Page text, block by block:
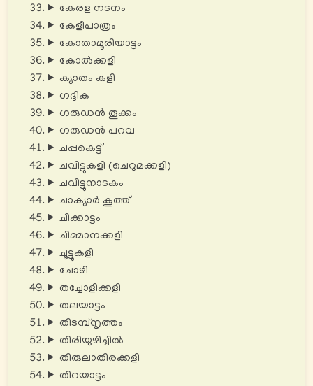
കേരള നടനം
കേളീപാത്രം
കോതാമൂരിയാട്ടം
കോൽക്കളി
ക്യാതം കളി
ഗദ്ദിക
ഗരുഡൻ തൂക്കം
ഗരുഡന്‍ പറവ
ചപ്പകെട്ട്
ചവിട്ടുകളി (ചെറുമക്കളി)
ചവിട്ടുനാടകം
ചാക്യാർ കൂത്ത്
ചിക്കാട്ടം
ചിമ്മാനക്കളി
ചൂട്ടുകളി
ചോഴി
തച്ചോളിക്കളി
തലയാട്ടം
തിടമ്പ്നൃത്തം
തിരിയുഴിച്ചിൽ
തിരുലാതിരക്കളി
തിറയാട്ടം